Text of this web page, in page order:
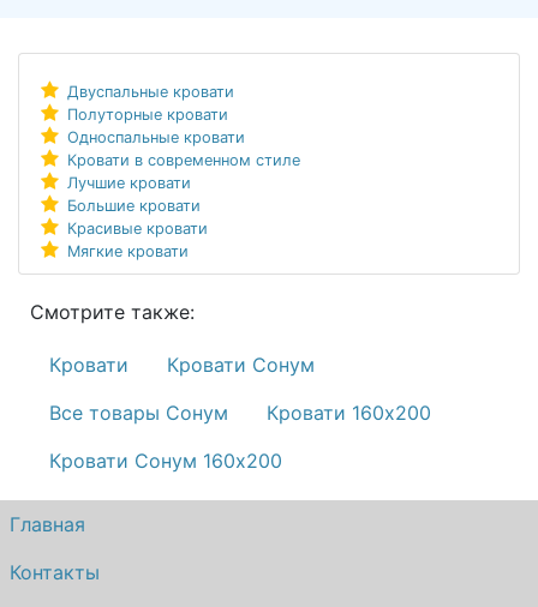
Двуспальные кровати
Полуторные кровати
Односпальные кровати
Кровати в современном стиле
Лучшие кровати
Большие кровати
Красивые кровати
Мягкие кровати
Смотрите также:
Кровати
Кровати Сонум
Все товары Сонум
Кровати 160х200
Кровати Сонум 160х200
Главная
Контакты